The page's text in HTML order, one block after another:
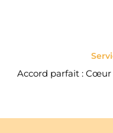
Accord parfait : Cœur